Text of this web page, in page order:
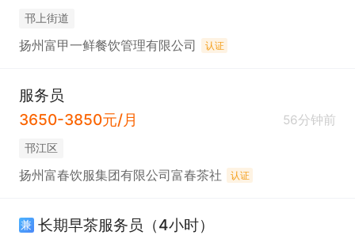
邗上街道
扬州富甲一鲜餐饮管理有限公司 认证
服务员
3650-3850元/月
56分钟前
邗江区
扬州富春饮服集团有限公司富春茶社 认证
兼 长期早茶服务员（4小时）